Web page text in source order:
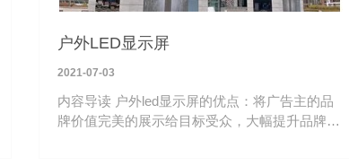
户外LED显示屏
2021-07-03
内容导读 户外led显示屏的优点：将广告主的品
牌价值完美的展示给目标受众，大幅提升品牌知